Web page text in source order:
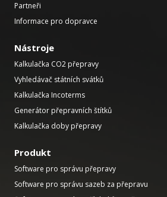
Partneři
Informace pro dopravce
Nástroje
Kalkulačka CO2 přepravy
Vyhledávač státních svátků
Kalkulačka Incoterms
Generátor přepravních štítků
Kalkulačka doby přepravy
Produkt
Software pro správu přepravy
Software pro správu sazeb za přepravu